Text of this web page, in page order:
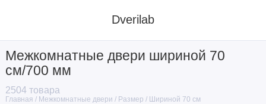
Dverilab
Межкомнатные двери шириной 70
см/700 мм
2504 товара
Главная Межкомнатные двери Размер Шириной 70 см
Материал
Стиль